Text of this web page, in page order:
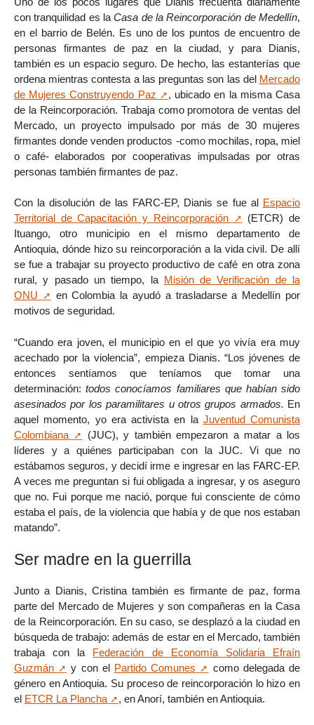
con tranquilidad es laCasa de la Reincorporación de Medellín,
en el barrio de Belén. Es uno de los puntos de encuentro de
personas firmantes de paz en la ciudad, y para Dianis,
también es un espacio seguro. De hecho, las estanterías que
ordena mientras contesta a las preguntas son las del Mercado
de Mujeres Construyendo Paz
, ubicado en la misma Casa
de la Reincorporación. Trabaja como promotora de ventas del
Mercado, un proyecto impulsado por más de 30 mujeres
firmantes donde venden productos -como mochilas, ropa, miel
o café- elaborados por cooperativas impulsadas por otras
personas también firmantes de paz.
Con la disolución de las FARC-EP, Dianis se fue al Espacio
Territorial de Capacitación y Reincorporación
(ETCR) de
Ituango, otro municipio en el mismo departamento de
Antioquia, dónde hizo su reincorporación a la vida civil. De allí
se fue a trabajar su proyecto productivo de café en otra zona
rural, y pasado un tiempo, la Misión de Verificación de la
ONU
en Colombia la ayudó a trasladarse a Medellín por
motivos de seguridad.
“Cuando era joven, el municipio en el que yo vivía era muy
acechado por la violencia”, empieza Dianis. “Los jóvenes de
entonces sentíamos que teníamos que tomar una
determinación:todos conocíamos familiares que habían sido
asesinados por los paramilitares u otros grupos armados. En
aquel momento, yo era activista en la Juventud Comunista
Colombiana
(JUC), y también empezaron a matar a los
líderes y a quiénes participaban con la JUC. Vi que no
estábamos seguros, y decidí irme e ingresar en las FARC-EP.
A veces me preguntan si fui obligada a ingresar, y os aseguro
que no. Fui porque me nació, porque fui consciente de cómo
estaba el país, de la violencia que había y de que nos estaban
matando”.
Ser madre en la guerrilla
Junto a Dianis, Cristina también es firmante de paz, forma
parte del Mercado de Mujeres y son compañeras en la Casa
de la Reincorporación. En su caso, se desplazó a la ciudad en
búsqueda de trabajo: además de estar en el Mercado, también
trabaja con la Federación de Economía Solidaria Efraín
Guzmán
y con el Partido Comunes
como delegada de
género en Antioquia. Su proceso de reincorporación lo hizo en
el ETCR La Plancha , en Anorí, también en Antioquia.